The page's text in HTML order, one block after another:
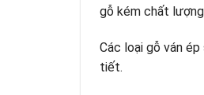
gỗ kém chất
Các loại gỗ ván
tiết.